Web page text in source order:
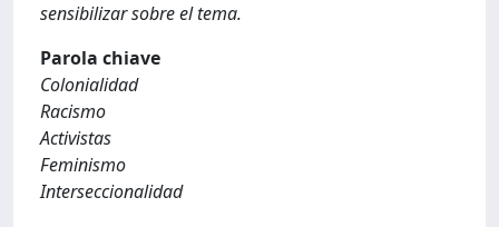
sensibilizar sobre el tema.
Parola chiave
Colonialidad
Racismo
Activistas
Feminismo
Interseccionalidad